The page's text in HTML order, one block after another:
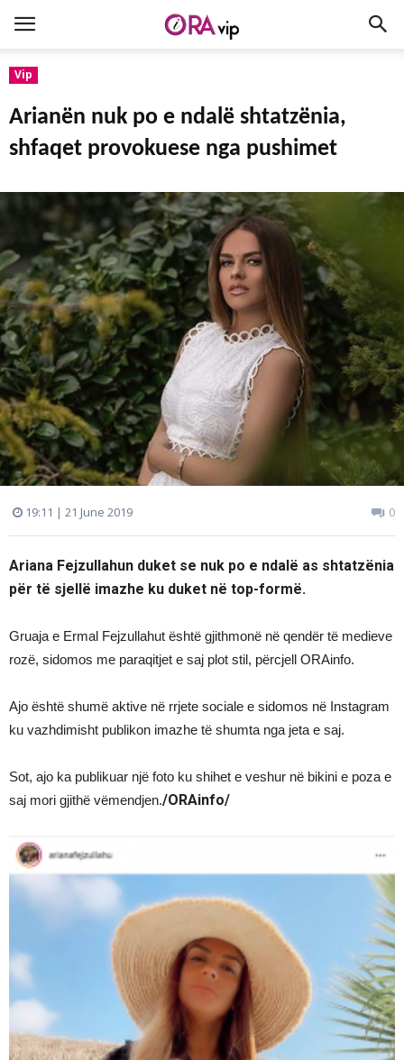
Vip
Arianën nuk po e ndalë shtatzënia,
shfaqet provokuese nga pushimet
19:11 | 21 June 2019 0
Ariana Fejzullahun duket se nuk po e ndalë as shtatzënia
për të sjellë imazhe ku duket në top-formë.
Gruaja e Ermal Fejzullahut është gjithmonë në qendër të medieve
rozë, sidomos me paraqitjet e saj plot stil, përcjell ORAinfo.
Ajo është shumë aktive në rrjete sociale e sidomos në Instagram
ku vazhdimisht publikon imazhe të shumta nga jeta e saj.
Sot, ajo ka publikuar një foto ku shihet e veshur në bikini e poza e
saj mori gjithë vëmendjen./ORAinfo/